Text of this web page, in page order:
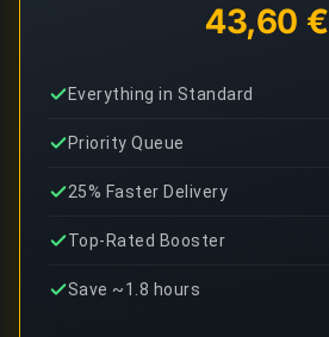
43,60 €
Everything in Standard
Priority Queue
25% Faster Delivery
Top-Rated Booster
Save ~1.8 hours